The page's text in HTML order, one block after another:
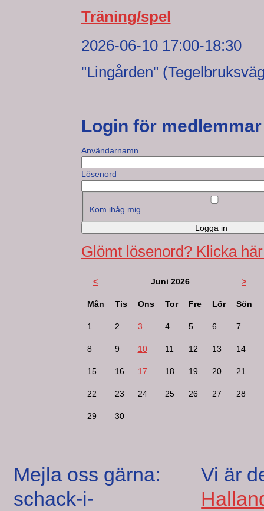
Träning/spel
2026-06-10 17:00-18:30
"Lingården"
Login för medlemmar
Användarnamn
Lösenord
Kom ihåg mig
Logga in
Glömt lösenord? Klicka
< Juni 2026 >
Mån Tis Ons Tor Fre Lör Sön
1 2 3 4 5 6 7
8 9 10 11 12 13 14
15 16 17 18 19 20 21
22 23 24 25 26 27 28
29 30
Mejla oss gärna:
schack-i-
Vi är